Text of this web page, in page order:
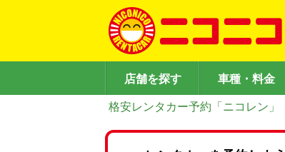
店舗を探す 車種・料金
格安レンタカー予約「ニコレン」